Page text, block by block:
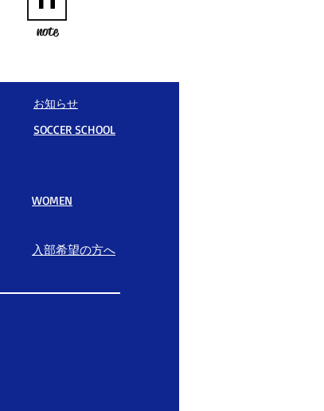
note
お知らせ
SOCCER SCHOOL
WOMEN
入部希望の方へ​